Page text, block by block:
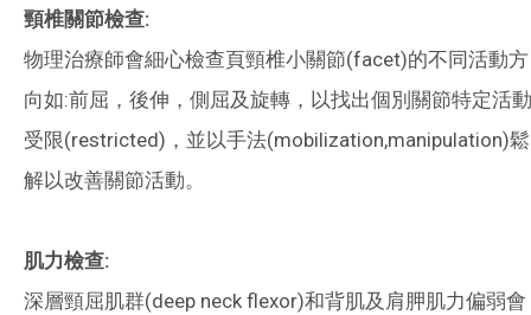
頸椎關節檢查:
物理治療師會細心檢查頁頸椎小關節(facet)的不同活動方
向如:前屈，後伸，側屈及旋轉，以找出個別關節特定活動
受限(restricted)，並以手法(mobilization,manipulation)鬆
解以改善關節活動。
肌力檢查:
深層頸屈肌群(deep neck flexor)和背肌及肩胛肌力偏弱會